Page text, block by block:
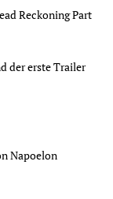
Reckoning Part
der erste Trailer
Napoelon